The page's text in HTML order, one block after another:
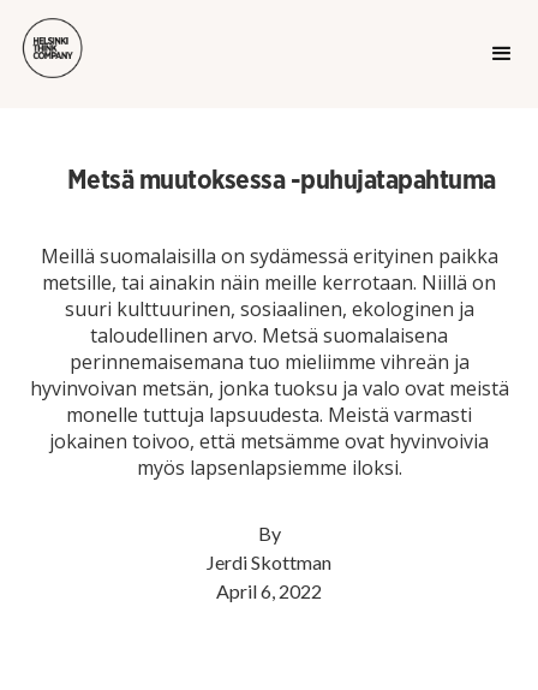
Metsä muutoksessa -puhujatapahtuma
Meillä suomalaisilla on sydämessä erityinen paikka
metsille, tai ainakin näin meille kerrotaan. Niillä on
suuri kulttuurinen, sosiaalinen, ekologinen ja
taloudellinen arvo. Metsä suomalaisena
perinnemaisemana tuo mieliimme vihreän ja
hyvinvoivan metsän, jonka tuoksu ja valo ovat meistä
monelle tuttuja lapsuudesta. Meistä varmasti
jokainen toivoo, että metsämme ovat hyvinvoivia
myös lapsenlapsiemme iloksi.
By
Jerdi Skottman
April 6, 2022